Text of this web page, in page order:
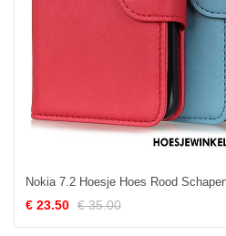
€ 23.50 € 35.00